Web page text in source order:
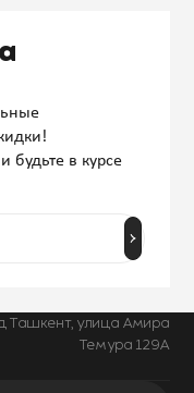
Ташкент, улица Амира
Темура 129А
будьте в курсе